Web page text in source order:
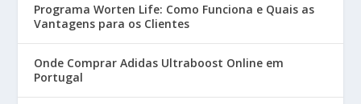
Programa Worten Life: Como Funciona e Quais as
Vantagens para os Clientes
Onde Comprar Adidas Ultraboost Online em
Portugal